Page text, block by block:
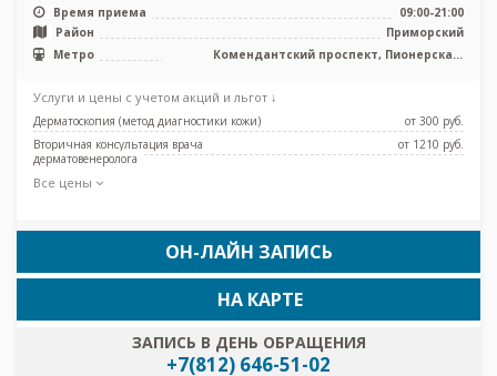
Время приема
09:00-21:00
Район
Приморский
Метро
Комендантский проспект, Пионерская,
Услуги и цены с учетом акций и льгот ↓
Дерматоскопия (метод диагностики кожи)
от 300 pуб.
Вторичная консультация врача
дерматовенеролога
от 1210 pуб.
Все цены
ОН-ЛАЙН ЗАПИСЬ
ЗАПИСЬ В ДЕНЬ ОБРАЩЕНИЯ
+7(812) 646-51-02
НА КАРТЕ